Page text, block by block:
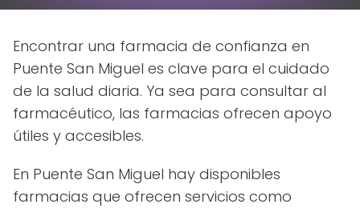
Encontrar una farmacia de confianza en
Puente San Miguel es clave para el cuidado
de la salud diaria. Ya sea para consultar al
farmacéutico, las farmacias ofrecen apoyo
útiles y accesibles.
En Puente San Miguel hay disponibles
farmacias que ofrecen servicios como